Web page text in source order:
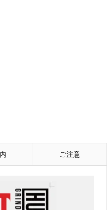
ご注意